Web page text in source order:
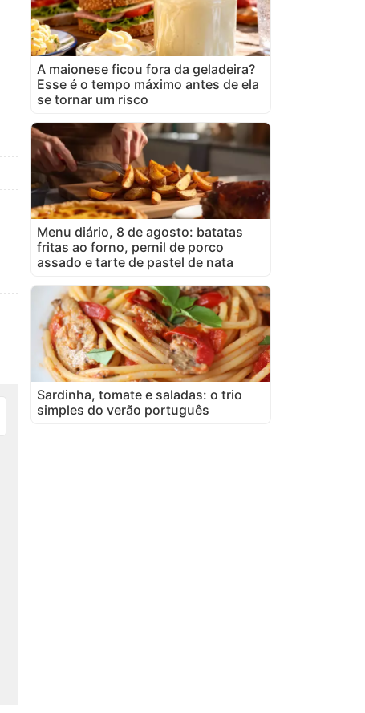
A maionese ficou fora da geladeira?
Esse é o tempo máximo antes de ela
se tornar um risco
Menu diário, 8 de agosto: batatas
fritas ao forno, pernil de porco
assado e tarte de pastel de nata
Sardinha, tomate e saladas: o trio
simples do verão português